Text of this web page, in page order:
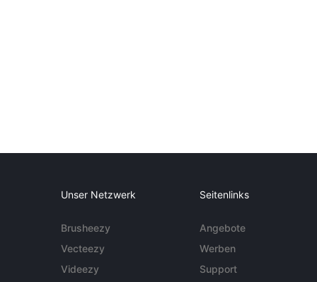
Unser Netzwerk
Brusheezy
Vecteezy
Videezy
Seitenlinks
Angebote
Werben
Support